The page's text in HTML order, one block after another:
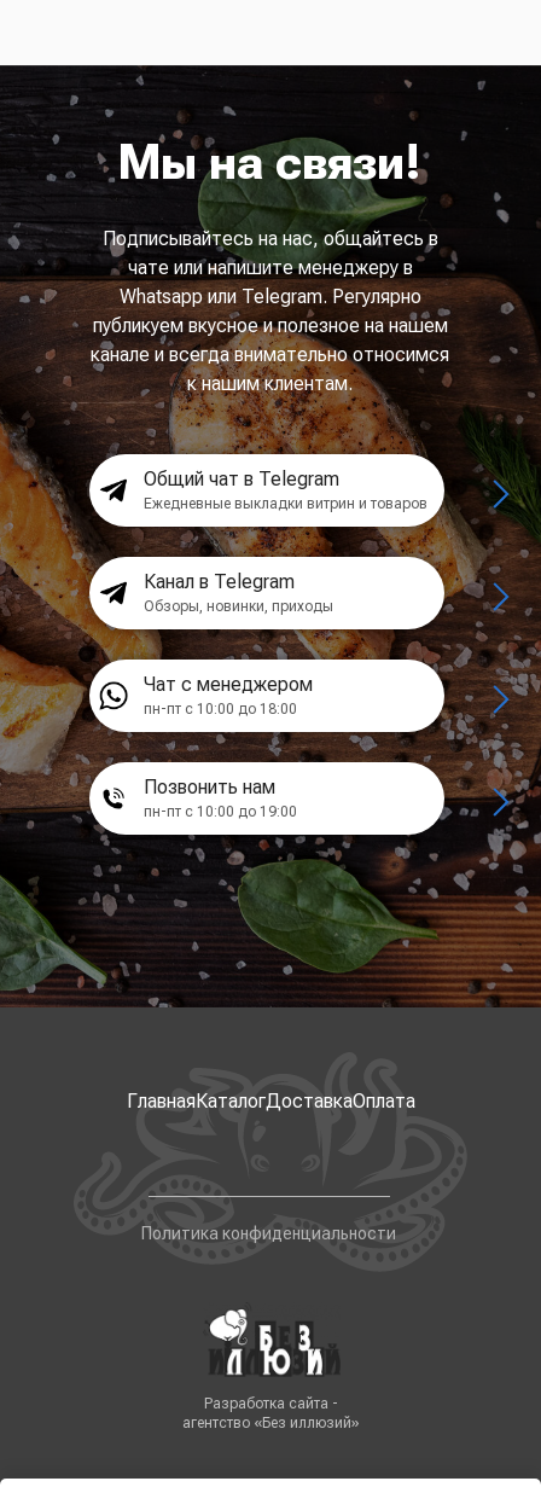
Мы на связи!
Подписывайтесь на нас, общайтесь в
чате или напишите менеджеру в
Whatsapp или Telegram. Регулярно
публикуем вкусное и полезное на нашем
канале и всегда внимательно относимся
к нашим клиентам.
Общий чат в Telegram
Ежедневные выкладки витрин и товаров
Канал в Telegram
Обзоры, новинки, приходы
Чат с менеджером
пн-пт с 10:00 до 18:00
Позвонить нам
пн-пт с 10:00 до 19:00
ГлавнаяКаталогДоставкаОплата
Политика конфиденциальности
Разработка сайта -
агентство «Без иллюзий»